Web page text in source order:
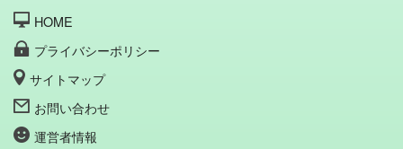
HOME
プライバシーポリシー
サイトマップ
お問い合わせ
運営者情報